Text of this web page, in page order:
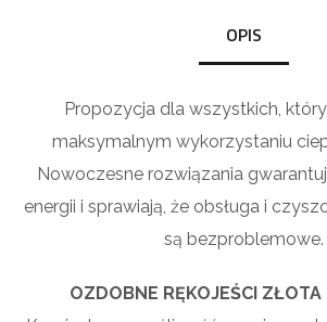
OPIS
Propozycja dla wszystkich,
maksymalnym wykorzystaniu
Nowoczesne rozwiązania
energii i sprawiają, że obsługa i
są bezproblemowe.
OZDOBNE RĘKOJEŚCI ZŁOTA